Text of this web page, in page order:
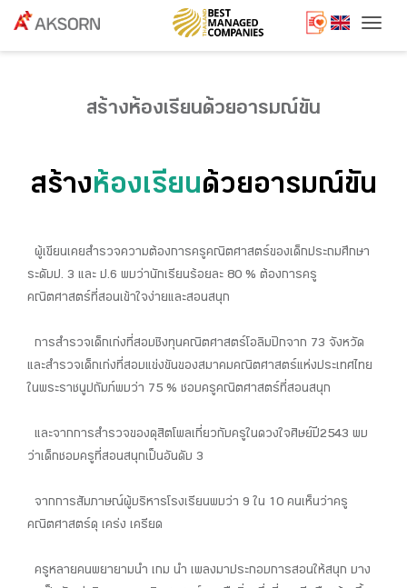
สร้างห้องเรียนด้วยอารมณ์ขัน
สร้างห้องเรียนด้วยอารมณ์ขัน
ผู้เขียนเคยสำรวจความต้องการครูคณิตศาสตร์ของเด็กประถมศึกษา
ระดับป. 3 และ ป.6 พบว่านักเรียนร้อยละ 80 % ต้องการครู
คณิตศาสตร์ที่สอนเข้าใจง่ายและสอนสนุก
การสำรวจเด็กเก่งที่สอบชิงทุนคณิตศาสตร์โอลิมปิกจาก 73 จังหวัด
และสำรวจเด็กเก่งที่สอบแข่งขันของสมาคมคณิตศาสตร์แห่งประเทศไทย
ในพระราชนูปถัมภ์พบว่า 75 % ชอบครูคณิตศาสตร์ที่สอนสนุก
และจากการสำรวจของดุสิตโพลเกี่ยวกับครูในดวงใจศิษย์ปี2543 พบ
ว่าเด็กชอบครูที่สอนสนุกเป็นอันดับ 3
จากการสัมภาษณ์ผู้บริหารโรงเรียนพบว่า 9 ใน 10 คนเห็นว่าครู
คณิตศาสตร์ดุ เคร่ง เครียด
ครูหลายคนพยายามนำ เกม นำ เพลงมาประกอบการสอนให้สนุก บาง